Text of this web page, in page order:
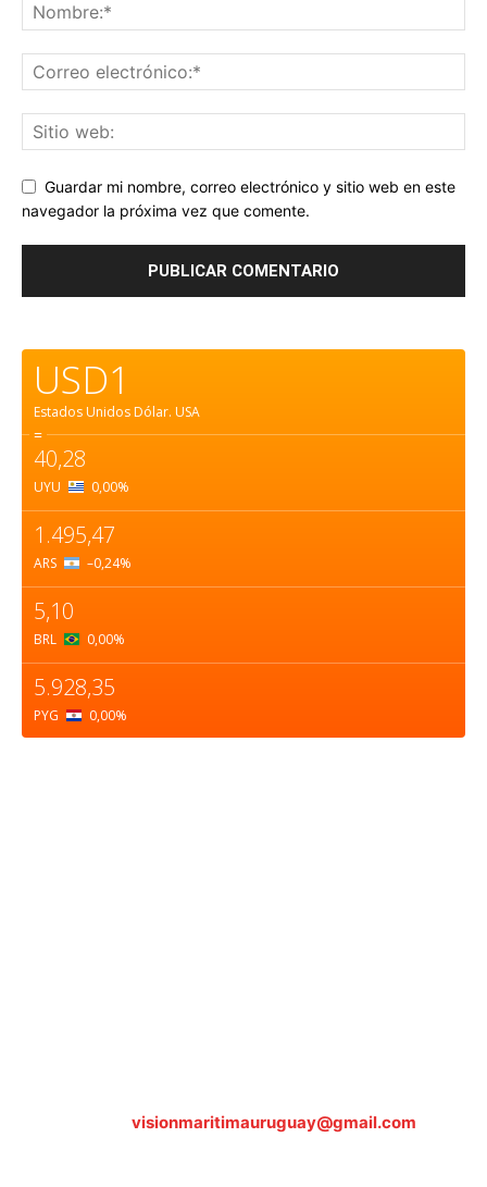
Guardar mi nombre, correo electrónico y sitio web en este
navegador la próxima vez que comente.
USD1
Estados Unidos Dólar. USA
=
40,28
UYU 0,00%
1.495,47
ARS –0,24%
5,10
BRL 0,00%
5.928,35
PYG 0,00%
visionmaritimauruguay@gmail.com